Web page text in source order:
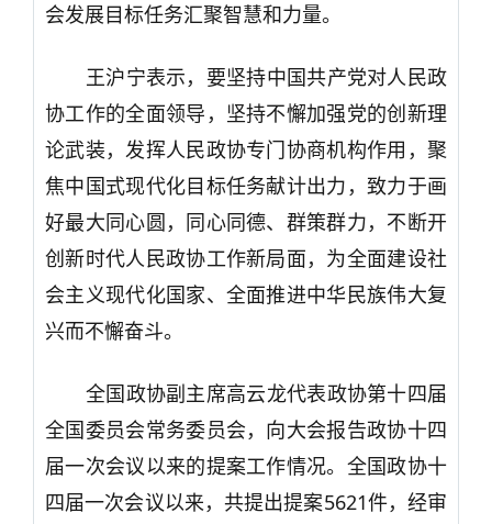
会发展目标任务汇聚智慧和力量。
王沪宁表示，要坚持中国共产党对人民政
协工作的全面领导，坚持不懈加强党的创新理
论武装，发挥人民政协专门协商机构作用，聚
焦中国式现代化目标任务献计出力，致力于画
好最大同心圆，同心同德、群策群力，不断开
创新时代人民政协工作新局面，为全面建设社
会主义现代化国家、全面推进中华民族伟大复
兴而不懈奋斗。
全国政协副主席高云龙代表政协第十四届
全国委员会常务委员会，向大会报告政协十四
届一次会议以来的提案工作情况。全国政协十
四届一次会议以来，共提出提案5621件，经审